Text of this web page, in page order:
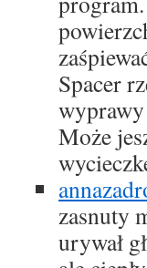
Spacer
wyprawy
Może
zasnuty
urywał